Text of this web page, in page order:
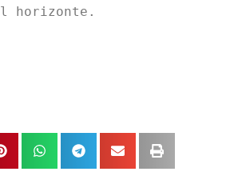
horizonte.